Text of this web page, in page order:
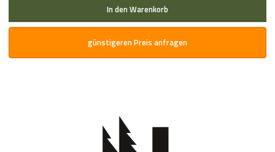
In den Warenkorb
günstigeren Preis anfragen